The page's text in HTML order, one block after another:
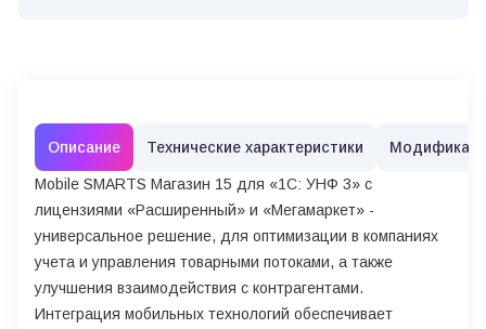
Описание Технические характеристики
Mobile SMARTS Магазин 15 для «1С: УНФ 3» с
лицензиями «Расширенный» и «Мегамаркет» -
универсальное решение, для оптимизации в компаниях
учета и управления товарными потоками, а также
улучшения взаимодействия с контрагентами.
Интеграция мобильных технологий обеспечивает